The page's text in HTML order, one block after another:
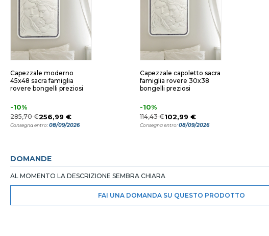
Capezzale moderno
45x48 sacra famiglia
rovere bongelli preziosi
-10%
285,70 €256,99 €
Consegna entro:08/09/2026
Capezzale capoletto sacra
famiglia rovere 30x38
bongelli preziosi
-10%
114,43 €102,99 €
Consegna entro:08/09/2026
DOMANDE
AL MOMENTO LA DESCRIZIONE SEMBRA CHIARA
FAI UNA DOMANDA SU QUESTO PRODOTTO